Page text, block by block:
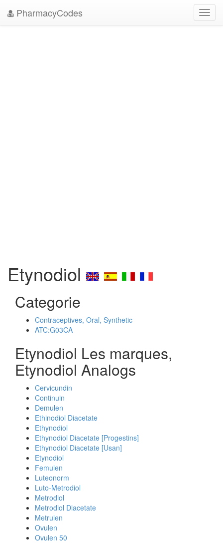
PharmacyCodes
Etynodiol
Categorie
Contraceptives, Oral, Synthetic
ATC:G03CA
Etynodiol Les marques,
Etynodiol Analogs
Cervicundin
Continuin
Demulen
Ethinodiol Diacetate
Ethynodiol
Ethynodiol Diacetate [Progestins]
Ethynodiol Diacetate [Usan]
Etynodiol
Femulen
Luteonorm
Luto-Metrodiol
Metrodiol
Metrodiol Diacetate
Metrulen
Ovulen
Ovulen 50